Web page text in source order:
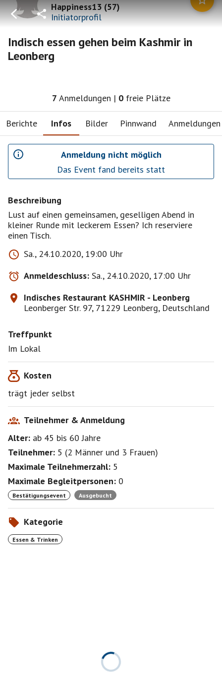
Happiness13(57)
Initiatorprofil
Indisch essen gehen beim Kashmir in
Leonberg
7 Anmeldungen | 0 freie Plätze
Berichte Infos Bilder Pinnwand Anmeldungen
Anmeldung nicht möglich
Das Event fand bereits statt
Beschreibung
Lust auf einen gemeinsamen, geselligen Abend in
kleiner Runde mit leckerem Essen? Ich reserviere
einen Tisch.
Sa., 24.10.2020, 19:00 Uhr
Anmeldeschluss: Sa., 24.10.2020, 17:00 Uhr
Indisches Restaurant KASHMIR - Leonberg
Leonberger Str. 97, 71229 Leonberg, Deutschland
Treffpunkt
Im Lokal
Kosten
trägt jeder selbst
Teilnehmer & Anmeldung
Alter: ab 45 bis 60Jahre
Teilnehmer: 5 (2 Männer und 3 Frauen)
Maximale Teilnehmerzahl: 5
Maximale Begleitpersonen: 0
Bestätigungsevent Ausgebucht
Kategorie
Essen & Trinken